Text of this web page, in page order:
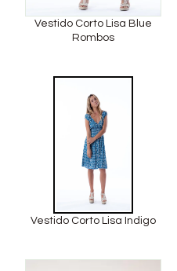
Vestido Corto Lisa Blue
Rombos
Vestido Corto Lisa Indigo